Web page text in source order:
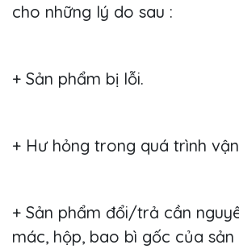
cho những lý do sau :
+ Sản phẩm bị lỗi.
+ Hư hỏng trong quá trình
+ Sản phẩm đổi/trả cần
mác, hộp, bao bì gốc của